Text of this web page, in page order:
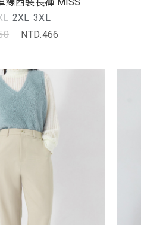
2XL 3XL
NTD.466